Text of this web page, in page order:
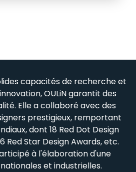
capacités de recherche et
OULiN garantit des
Elle a collaboré avec des
prestigieux, remportant
dont 18 Red Dot Design
Red Star Design Awards, etc.
à l'élaboration d'une
et industrielles.